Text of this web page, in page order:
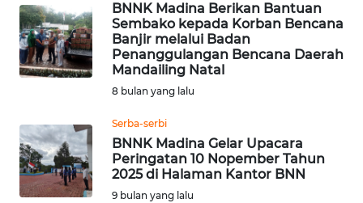
BNNK Madina Berikan Bantuan
Sembako kepada Korban Bencana
Banjir melalui Badan
Penanggulangan Bencana Daerah
Mandailing Natal
8 bulan yang lalu
Serba-serbi
BNNK Madina Gelar Upacara
Peringatan 10 Nopember Tahun
2025 di Halaman Kantor BNN
9 bulan yang lalu
WN
SULBAR
WN
SUMBAR